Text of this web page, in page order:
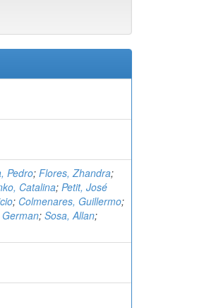
Pedro; Flores, Zhandra;
Catalina; Petit, José
; Colmenares, Guillermo;
; Sosa, Allan;